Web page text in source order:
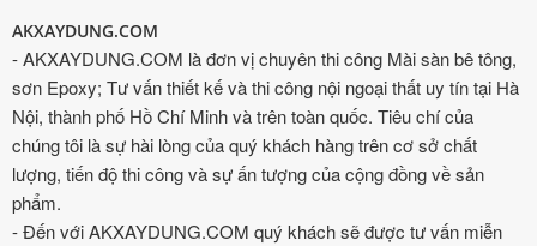
AKXAYDUNG.COM
- AKXAYDUNG.COM là đơn vị chuyên thi công Mài sàn bê tông,
sơn Epoxy; Tư vấn thiết kế và thi công nội ngoại thất uy tín tại Hà
Nội, thành phố Hồ Chí Minh và trên toàn quốc. Tiêu chí của
chúng tôi là sự hài lòng của quý khách hàng trên cơ sở chất
lượng, tiến độ thi công và sự ấn tượng của cộng đồng về sản
phẩm.
- Đến với AKXAYDUNG.COM quý khách sẽ được tư vấn miễn